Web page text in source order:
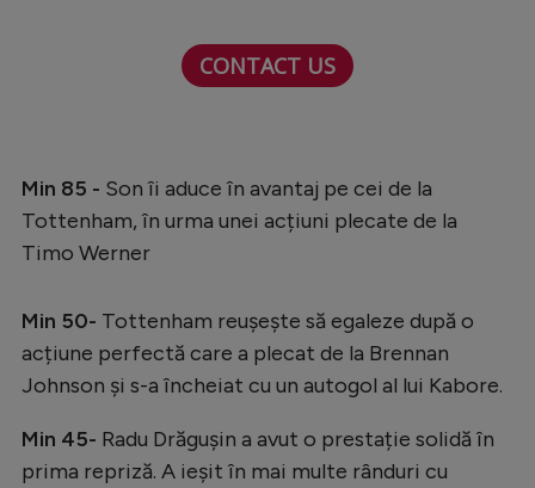
Formula 1
Rugby
Ciclism
JO 2024
JO 2026
CONTACT US
Min 85 - Son îi aduce în avantaj pe cei de la
Tottenham, în urma unei acțiuni plecate de la
Timo Werner
Min 50- Tottenham reușește să egaleze după o
acțiune perfectă care a plecat de la Brennan
Johnson și s-a încheiat cu un autogol al lui Kabore.
Min 45- Radu Drăgușin a avut o prestație solidă în
prima repriză. A ieșit în mai multe rânduri cu